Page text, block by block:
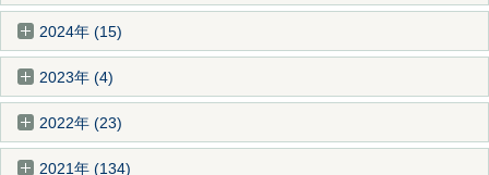
2024年 (15)
2023年 (4)
2022年 (23)
2021年 (134)